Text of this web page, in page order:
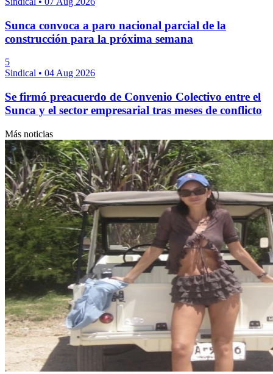
Sunca convoca a paro nacional parcial de la
construcción para la próxima semana
5
Sindical • 04 Aug 2026
Se firmó preacuerdo de Convenio Colectivo entre el
Sunca y el sector empresarial tras meses de conflicto
Más noticias